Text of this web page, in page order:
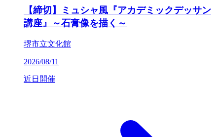
【締切】ミュシャ風『アカデミックデッサン
講座』～石膏像を描く～
堺市立文化館
2026/08/11
近日開催